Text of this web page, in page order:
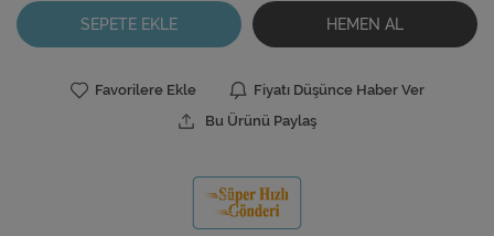
SEPETE EKLE HEMEN AL
Favorilere Ekle
Fiyatı Düşünce Haber Ver
Bu Ürünü Paylaş